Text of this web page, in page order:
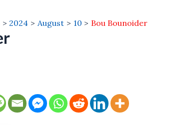
2024 August 10 Bou Bounoider